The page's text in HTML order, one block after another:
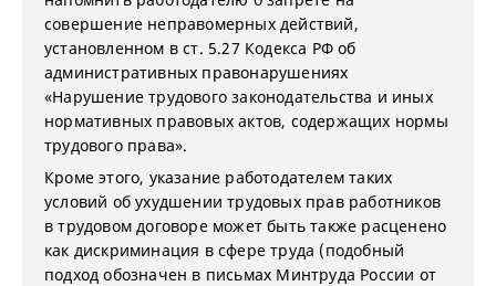
совершение неправомерных действий,
установленном в ст. 5.27 Кодекса РФ об
административных правонарушениях
«Нарушение трудового законодательства и иных
нормативных правовых актов, содержащих нормы
трудового права».
Кроме этого, указание работодателем таких
условий об ухудшении трудовых прав работников
в трудовом договоре может быть также расценено
как дискриминация в сфере труда (подобный
подход обозначен в письмах Минтруда России от